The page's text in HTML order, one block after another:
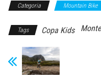
Categoria Mountain Bike
Tags Copa Kids